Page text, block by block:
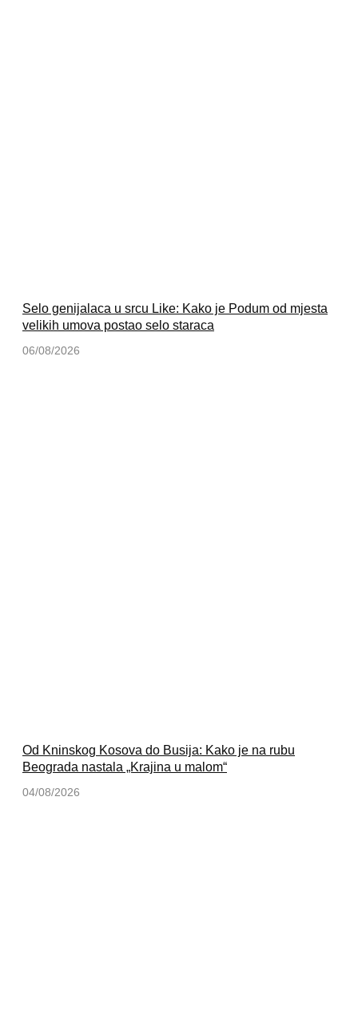
Selo genijalaca u srcu Like: Kako je Podum od mjesta
velikih umova postao selo staraca
06/08/2026
Od Kninskog Kosova do Busija: Kako je na rubu
Beograda nastala „Krajina u malom“
04/08/2026